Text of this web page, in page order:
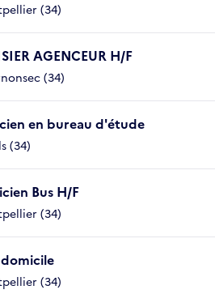
(34)
AGENCEUR H/F
(34)
en bureau d'étude
(34)
Bus H/F
(34)
(34)